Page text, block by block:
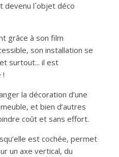
devenu l´objet déco
grâce à son film
son installation se
surtout... il est
!
la décoration d’une
et bien d’autres
coût et sans effort.
est cochée, permet
un axe vertical, du